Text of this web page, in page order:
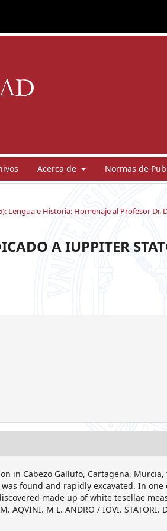
Acerca de Normas de
Lengua e Historia: Homenaje al Profesor Dr.
A IUPPITER
in Cabezo Gallufo, Cartagena, Murcia,
found and rapidly excavated. In one
made up of white tesellae
AQVINI. M L. ANDRO / IOVI. STATORI.